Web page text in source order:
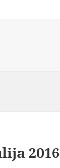
2016